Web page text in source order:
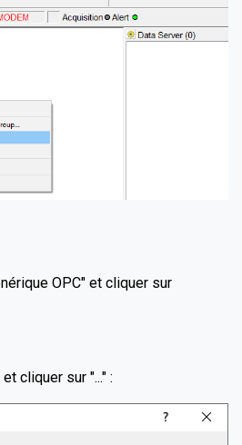
OPC" et cliquer sur
cliquer sur "..." :